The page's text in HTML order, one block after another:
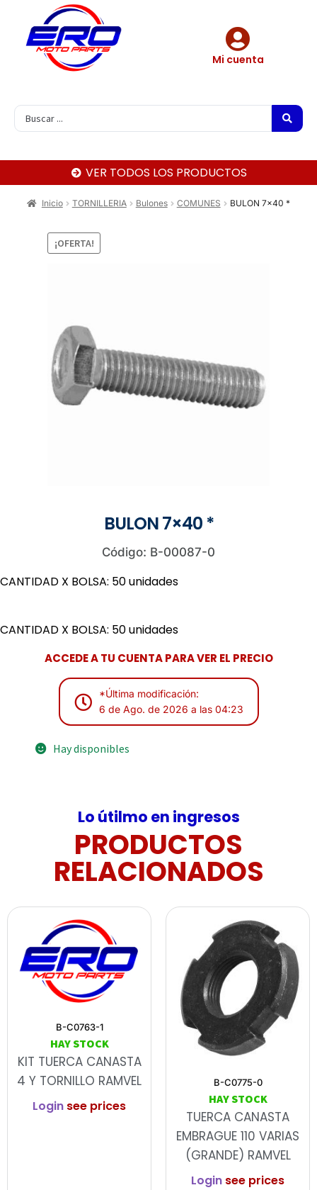
Mi cuenta
VER TODOS LOS PRODUCTOS
Inicio TORNILLERIA Bulones COMUNES BULON 7×40 *
¡OFERTA!
BULON 7×40 *
Código: B-00087-0
CANTIDAD X BOLSA: 50 unidades
CANTIDAD X BOLSA: 50 unidades
ACCEDE A TU CUENTA PARA VER EL PRECIO
*Última modificación:
6 de Ago. de 2026 a las 04:23
Hay disponibles
Lo útilmo en ingresos
PRODUCTOS
RELACIONADOS
B-C0763-1
HAY STOCK
KIT TUERCA CANASTA
4 Y TORNILLO RAMVEL
Login see prices
B-C0775-0
HAY STOCK
TUERCA CANASTA
EMBRAGUE 110 VARIAS
(GRANDE) RAMVEL
Login see prices